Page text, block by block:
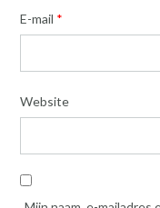
E-mail *
Website